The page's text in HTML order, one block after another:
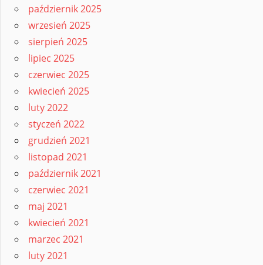
październik 2025
wrzesień 2025
sierpień 2025
lipiec 2025
czerwiec 2025
kwiecień 2025
luty 2022
styczeń 2022
grudzień 2021
listopad 2021
październik 2021
czerwiec 2021
maj 2021
kwiecień 2021
marzec 2021
luty 2021